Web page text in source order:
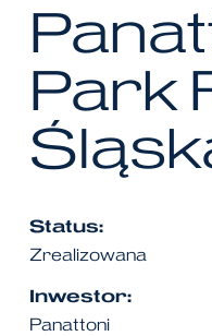
Park
Status:
Zrealizowana
Inwestor:
Panattoni